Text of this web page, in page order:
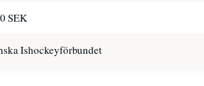
SEK
Ishockeyförbundet